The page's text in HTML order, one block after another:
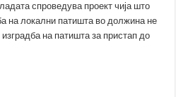
спроведува проект чија што
на локални патишта во должина не
на патишта за пристап до